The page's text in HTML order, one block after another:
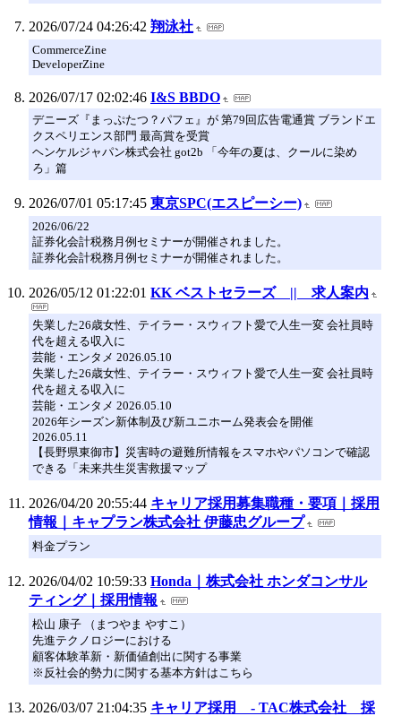
2026/07/24 04:26:42 翔泳社
CommerceZine
DeveloperZine
2026/07/17 02:02:46 I&S BBDO
デニーズ『まっぷたつ？パフェ』が 第79回広告電通賞 ブランドエ
クスペリエンス部門 最高賞を受賞
ヘンケルジャパン株式会社 got2b 「今年の夏は、クールに染め
ろ」篇
2026/07/01 05:17:45 東京SPC(エスピーシー)
2026/06/22
証券化会計税務月例セミナーが開催されました。
証券化会計税務月例セミナーが開催されました。
2026/05/12 01:22:01 KK ベストセラーズ || 求人案内
失業した26歳女性、テイラー・スウィフト愛で人生一変 会社員時
代を超える収入に
芸能・エンタメ 2026.05.10
失業した26歳女性、テイラー・スウィフト愛で人生一変 会社員時
代を超える収入に
芸能・エンタメ 2026.05.10
2026年シーズン新体制及び新ユニホーム発表会を開催
2026.05.11
【長野県東御市】災害時の避難所情報をスマホやパソコンで確認
できる「未来共生災害救援マップ
2026/04/20 20:55:44 キャリア採用募集職種・要項｜採用
情報｜キャプラン株式会社 伊藤忠グループ
料金プラン
2026/04/02 10:59:33 Honda｜株式会社 ホンダコンサル
ティング｜採用情報
松山 康子 （まつやま やすこ）
先進テクノロジーにおける
顧客体験革新・新価値創出に関する事業
※反社会的勢力に関する基本方針はこちら
2026/03/07 21:04:35 キャリア採用 - TAC株式会社 採